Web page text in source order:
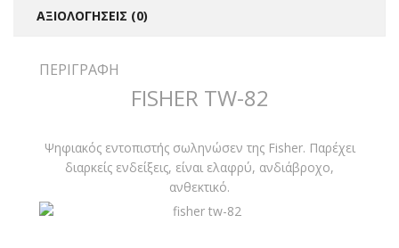
ΑΞΙΟΛΟΓΉΣΕΙΣ (0)
ΠΕΡΙΓΡΑΦΉ
FISHER TW-82
Ψηφιακός εντοπιστής σωληνώσεν της Fisher. Παρέχει
διαρκείς ενδείξεις, είναι ελαφρύ, ανδιάβροχο,
ανθεκτικό.